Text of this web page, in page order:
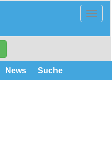
News Suche